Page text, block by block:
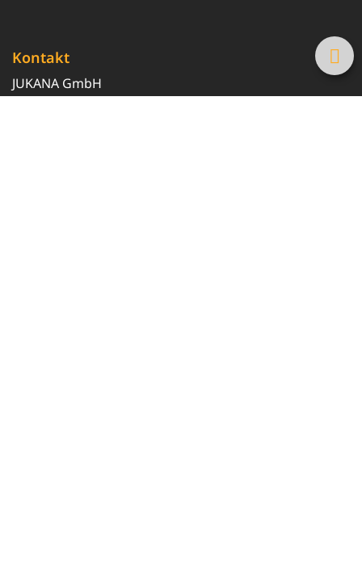
Kontakt
JUKANA GmbH